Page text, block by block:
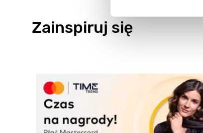
Zainspiruj się